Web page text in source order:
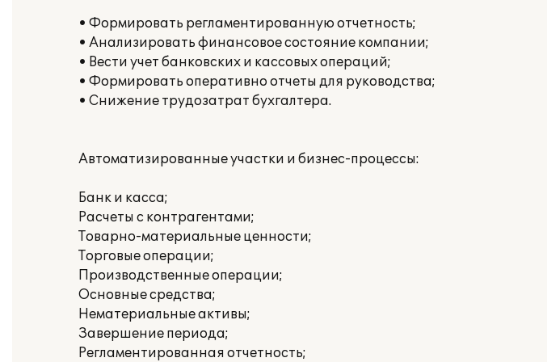
• Формировать регламентированную отчетность;
• Анализировать финансовое состояние компании;
• Вести учет банковских и кассовых операций;
• Формировать оперативно отчеты для руководства;
• Снижение трудозатрат бухгалтера.
Автоматизированные участки и бизнес-процессы:
Банк и касса;
Расчеты с контрагентами;
Товарно-материальные ценности;
Торговые операции;
Производственные операции;
Основные средства;
Нематериальные активы;
Завершение периода;
Регламентированная отчетность;